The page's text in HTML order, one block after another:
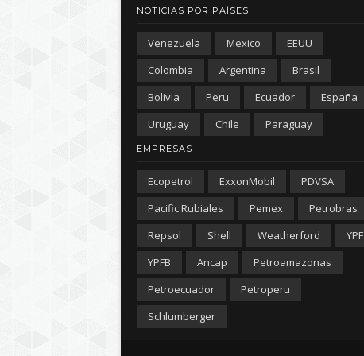
NOTICIAS POR PAÍSES
Venezuela Mexico
EEUU
Colombia
Argentina
Brasil
Bolivia
Peru Ecuador
España
Uruguay
Chile Paraguay
EMPRESAS
Ecopetrol ExxonMobil
PDVSA
Pacific Rubiales
Pemex
Petrobras
Repsol
Shell Weatherford
YPF
YPFB
Ancap
Petroamazonas
Petroecuador
Petroperu
Schlumberger